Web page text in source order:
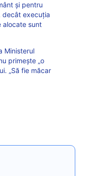
și pentru
decât execuția
alocate sunt
Ministerul
primește „o
„Să fie măcar